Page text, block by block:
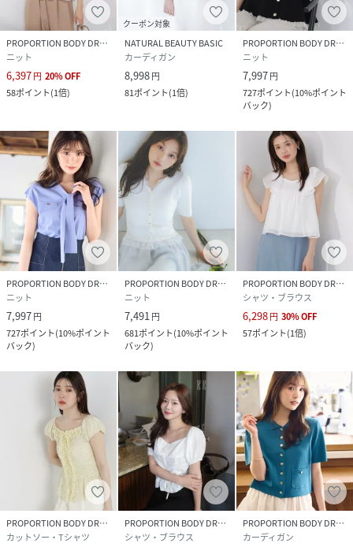
PROPORTION BODY DRESSING
ニット
6,397円 20%OFF
58ポイント(1倍)
クーポン対象
NATURAL BEAUTY BASIC
カーディガン
8,998円
81ポイント(1倍)
PROPORTION BODY DRESSING
ニット
7,997円
727ポイント(10%ポイント
バック)
PROPORTION BODY DRESSING
ニット
7,997円
727ポイント(10%ポイント
バック)
PROPORTION BODY DRESSING
ニット
7,491 円
681ポイント(10%ポイント
バック)
PROPORTION BODY DRESSING
シャツ・ブラウス
6,298円 30%OFF
57ポイント(1倍)
PROPORTION BODY DRESSING
カットソー・Tシャツ
PROPORTION BODY DRESSING
シャツ・ブラウス
PROPORTION BODY DRESSING
カーディガン